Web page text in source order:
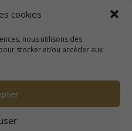
cookies
nous utilisons des
stocker et/ou accéder aux